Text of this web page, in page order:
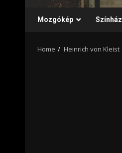
Mozgókép Színház
Home Heinrich von Kleist